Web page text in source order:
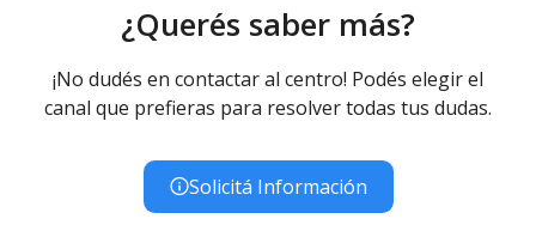
¿Querés saber más?
¡No dudés en contactar al centro! Podés elegir el
canal que prefieras para resolver todas tus dudas.
Solicitá Información